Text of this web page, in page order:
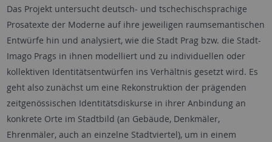
Das Projekt untersucht deutsch- und tschechischsprachige
Prosatexte der Moderne auf ihre jeweiligen raumsemantischen
Entwürfe hin und analysiert, wie die Stadt Prag bzw. die Stadt-
Imago Prags in ihnen modelliert und zu individuellen oder
kollektiven Identitätsentwürfen ins Verhältnis gesetzt wird. Es
geht also zunächst um eine Rekonstruktion der prägenden
zeitgenössischen Identitätsdiskurse in ihrer Anbindung an
konkrete Orte im Stadtbild (an Gebäude, Denkmäler,
Ehrenmäler, auch an einzelne Stadtviertel), um in einem